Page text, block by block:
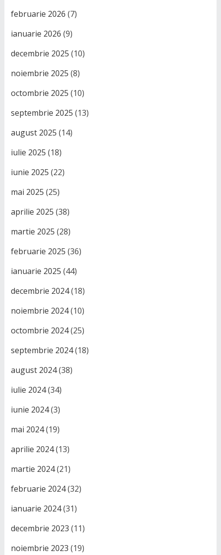
februarie 2026 (7)
ianuarie 2026 (9)
decembrie 2025 (10)
noiembrie 2025 (8)
octombrie 2025 (10)
septembrie 2025 (13)
august 2025 (14)
iulie 2025 (18)
iunie 2025 (22)
mai 2025 (25)
aprilie 2025 (38)
martie 2025 (28)
februarie 2025 (36)
ianuarie 2025 (44)
decembrie 2024(18)
noiembrie 2024(10)
octombrie 2024(25)
septembrie 2024(18)
august 2024(38)
iulie 2024(34)
iunie 2024(3)
mai 2024(19)
aprilie 2024(13)
martie 2024(21)
februarie 2024(32)
ianuarie 2024(31)
decembrie 2023 (11)
noiembrie 2023 (19)